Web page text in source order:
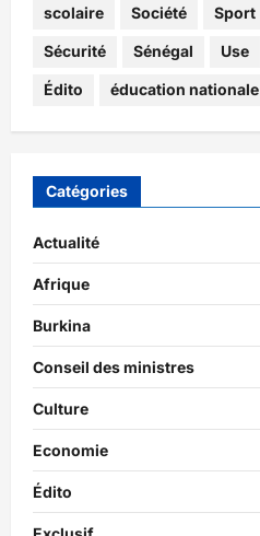
scolaire Société Sport
Sécurité Sénégal Use
Édito éducation nationale
Catégories
Actualité
Afrique
Burkina
Conseil des ministres
Culture
Economie
Édito